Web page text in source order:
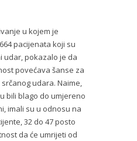
u kojem je
pacijenata koji su
udar, pokazalo je da
povećava šanse za
udara. Naime,
bili blago do umjereno
imali su u odnosu na
32 do 47 posto
da će umrijeti od